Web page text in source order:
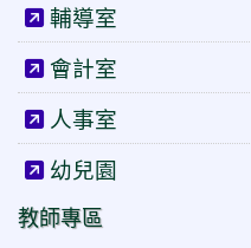
輔導室
會計室
人事室
幼兒園
教師專區